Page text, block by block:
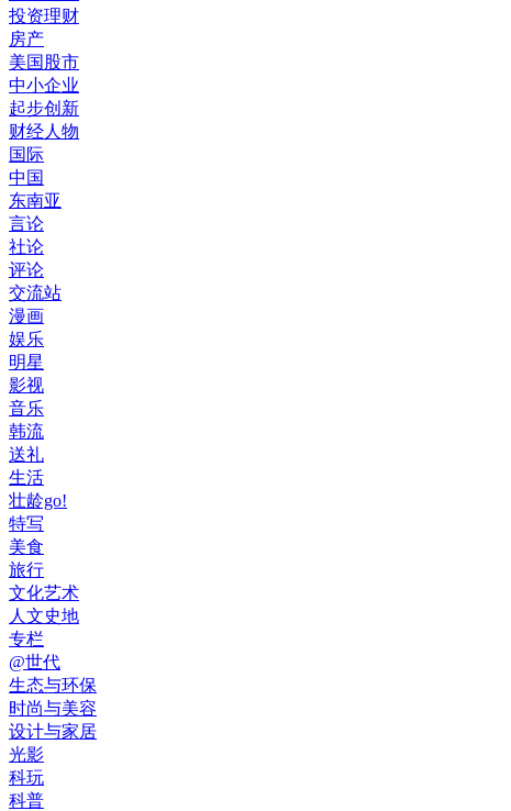
投资理财
房产
美国股市
中小企业
起步创新
财经人物
国际
中国
东南亚
言论
社论
评论
交流站
漫画
娱乐
明星
影视
音乐
韩流
送礼
生活
壮龄go!
特写
美食
旅行
文化艺术
人文史地
专栏
@世代
生态与环保
时尚与美容
设计与家居
光影
科玩
科普